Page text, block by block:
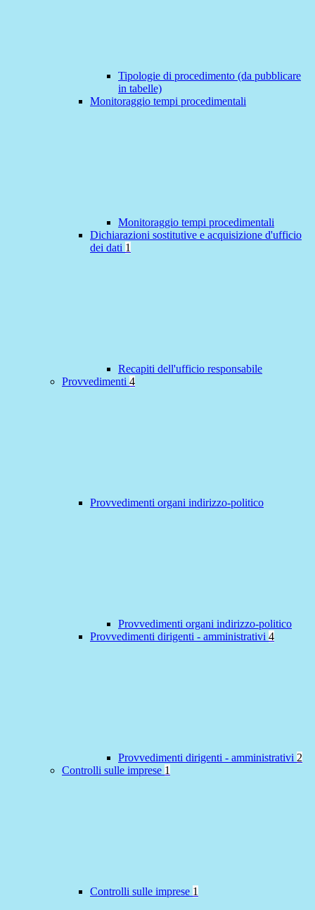
Tipologie di procedimento (da pubblicare
in tabelle)
Monitoraggio tempi procedimentali
Monitoraggio tempi procedimentali
Dichiarazioni sostitutive e acquisizione d'ufficio
dei dati 1
Recapiti dell'ufficio responsabile
Provvedimenti 4
Provvedimenti organi indirizzo-politico
Provvedimenti organi indirizzo-politico
Provvedimenti dirigenti - amministrativi 4
Provvedimenti dirigenti - amministrativi 2
Controlli sulle imprese 1
Controlli sulle imprese 1